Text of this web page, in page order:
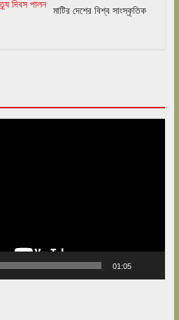
মাটির দেশের বিশ্ব সাংস্কৃতিক
01:05